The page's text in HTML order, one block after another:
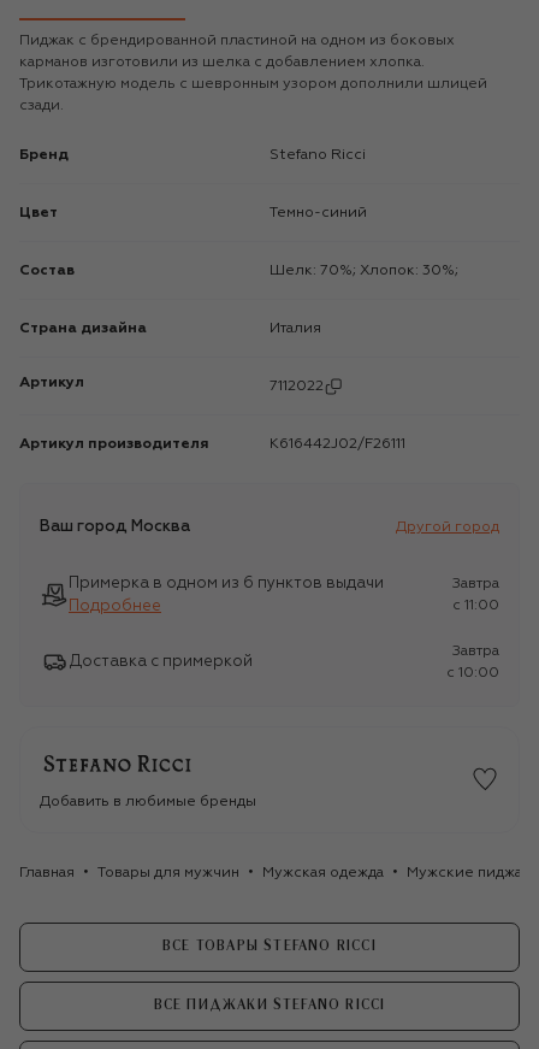
Пиджак с брендированной пластиной на одном из боковых
карманов изготовили из шелка с добавлением хлопка.
Трикотажную модель с шевронным узором дополнили шлицей
сзади.
Бренд Stefano Ricci
Цвет Темно-синий
Состав Шелк: 70%; Хлопок: 30%;
Страна дизайна Италия
Артикул 7112022
Артикул производителя K616442J02/F26111
Ваш город Москва Другой город
Примерка в одном из 6 пунктов выдачи
Подробнее
Завтра
c 11:00
Доставка с примеркой
Завтра
c 10:00
Добавить в любимые бренды
Главная Товары для мужчин Мужская одежда Мужские пиджаки
ВСЕ ТОВАРЫ STEFANO RICCI
ВСЕ ПИДЖАКИ STEFANO RICCI